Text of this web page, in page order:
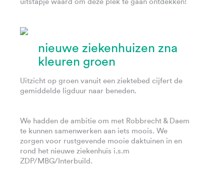
uitstapje waard om deze plek te gaan ontdekken!
nieuwe ziekenhuizen zna
kleuren groen
Uitzicht op groen vanuit een ziektebed cijfert de
gemiddelde ligduur naar beneden.
We hadden de ambitie om met Robbrecht & Daem
te kunnen samenwerken aan iets moois. We
zorgen voor rustgevende mooie daktuinen in en
rond het nieuwe ziekenhuis i.s.m
ZDP/MBG/Interbuild.